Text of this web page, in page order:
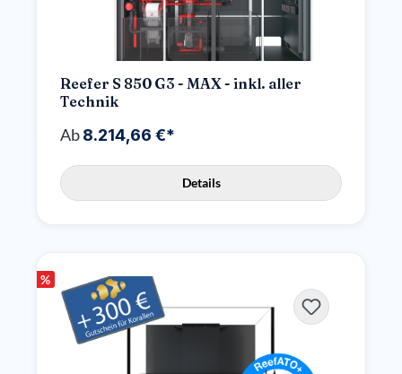
Reefer S 850 G3 - MAX - inkl. aller
Technik
Ab8.214,66 €*
Details
%